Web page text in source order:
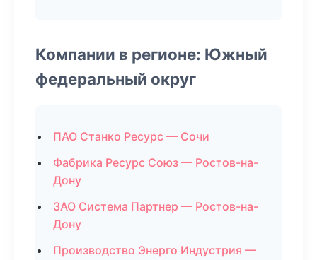
Компании в регионе: Южный
федеральный округ
ПАО Станко Ресурс — Сочи
Фабрика Ресурс Союз — Ростов-на-
Дону
ЗАО Система Партнер — Ростов-на-
Дону
Производство Энерго Индустрия —